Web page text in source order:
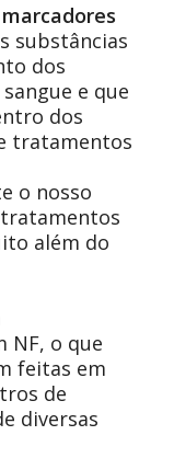
substâncias
dos
e que
dos
tratamentos
o nosso
além do
NF, o que
feitas em
de
diversas